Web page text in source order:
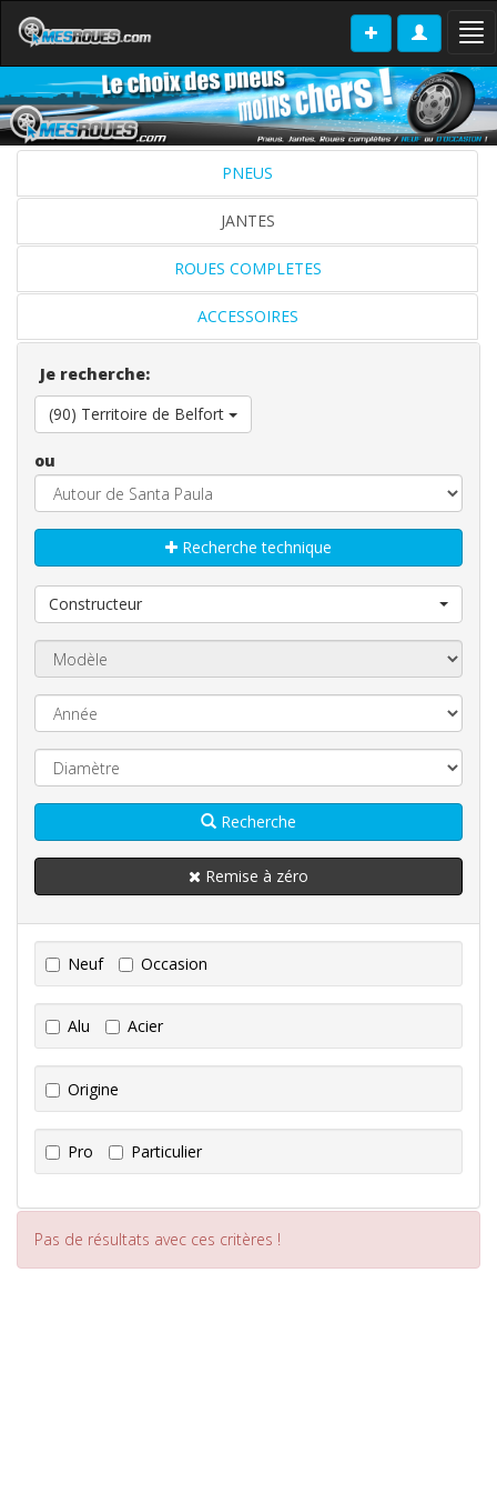
PNEUS
JANTES
ROUES COMPLETES
ACCESSOIRES
Je recherche:
(90) Territoire de Belfort
ou
Recherche technique
Constructeur
Recherche
Remise à zéro
Neuf Occasion
Alu Acier
Origine
Pro Particulier
Pas de résultats avec ces critères !